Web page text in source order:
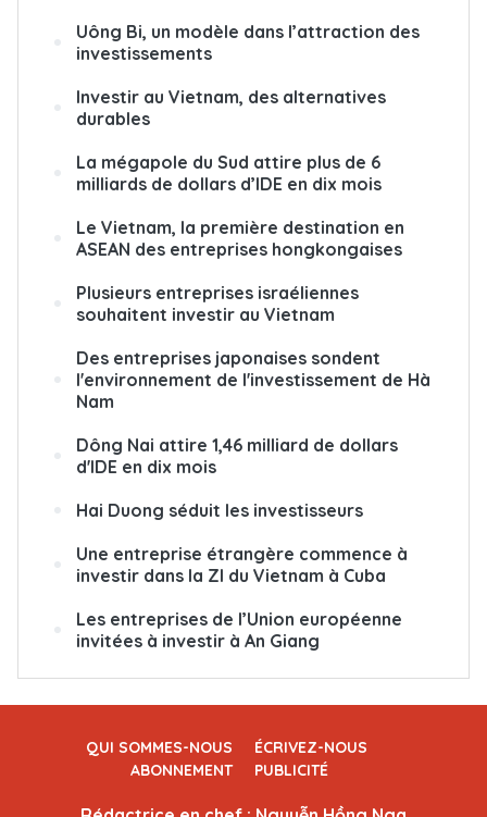
Uông Bi, un modèle dans l’attraction des
investissements
Investir au Vietnam, des alternatives
durables
La mégapole du Sud attire plus de 6
milliards de dollars d’IDE en dix mois
Le Vietnam, la première destination en
ASEAN des entreprises hongkongaises
Plusieurs entreprises israéliennes
souhaitent investir au Vietnam
Des entreprises japonaises sondent
l'environnement de l'investissement de Hà
Nam
Dông Nai attire 1,46 milliard de dollars
d'IDE en dix mois
Hai Duong séduit les investisseurs
Une entreprise étrangère commence à
investir dans la ZI du Vietnam à Cuba
Les entreprises de l’Union européenne
invitées à investir à An Giang
QUI SOMMES-NOUS
ÉCRIVEZ-NOUS
ABONNEMENT
PUBLICITÉ